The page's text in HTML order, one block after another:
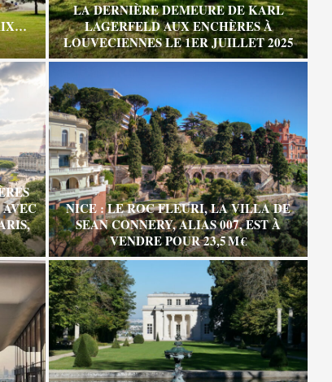
LA DERNIÈRE DEMEURE DE KARL
LAGERFELD AUX ENCHÈRES À
LOUVECIENNES LE 1ER JUILLET 2025
NICE : LE ROC FLEURI, LA VILLA DE
SEAN CONNERY, ALIAS 007, EST À
VENDRE POUR 23,5 M €